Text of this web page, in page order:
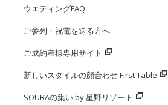
ウエディングFAQ
ご参列・祝電を送る方へ
ご成約者様専用サイト
新しいスタイルの顔合わせ First Table
SOURAの集い by 星野リゾート